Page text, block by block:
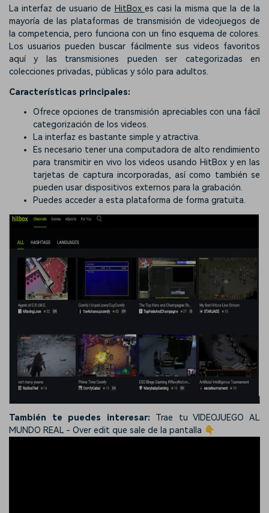
La interfaz de usuario de HitBox es casi la misma que la de la
mayoría de las plataformas de transmisión de videojuegos de
la competencia, pero funciona con un fino esquema de colores.
Los usuarios pueden buscar fácilmente sus videos favoritos
aquí y las transmisiones pueden ser categorizadas en
colecciones privadas, públicas y sólo para adultos.
Características principales:
Ofrece opciones de transmisión apreciables con una fácil
categorización de los videos.
La interfaz es bastante simple y atractiva.
Es necesario tener una computadora de alto rendimiento
para transmitir en vivo los videos usando HitBox y en las
tarjetas de captura incorporadas, así como también se
pueden usar dispositivos externos para la grabación.
Puedes acceder a esta plataforma de forma gratuita.
También te puedes interesar: Trae tu VIDEOJUEGO AL
MUNDO REAL - Over edit que sale de la pantalla 👇